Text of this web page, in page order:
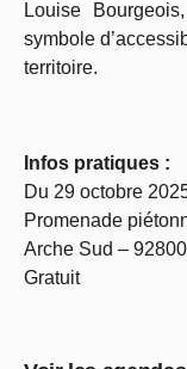
Louise
symbole
territoire.
Infos pratiques :
Du 29 octobre
Promenade
Arche Sud –
Gratuit